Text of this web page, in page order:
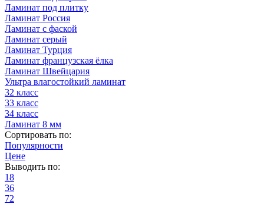
Ламинат под плитку
Ламинат Россия
Ламинат с фаской
Ламинат серый
Ламинат Турция
Ламинат французская ёлка
Ламинат Швейцария
Ультра влагостойкий ламинат
32 класс
33 класс
34 класс
Ламинат 8 мм
Сортировать по:
Популярности
Цене
Выводить по:
18
36
72